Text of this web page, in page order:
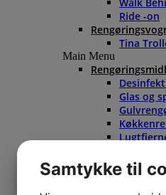
Ride -on
Tina
Main Menu
Glas og
Tøjvask
Tilbehør
Samtykke til